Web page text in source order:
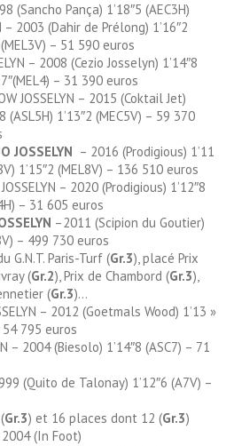
(Sancho Pança) 1’18″5 (AEC3H)
– 2003 (Dahir de Prélong) 1’16″2
– 51 590 euros
– 2008 (Cezio Josselyn) 1’14″8
– 31 390 euros
JOSSELYN – 2015 (Coktail Jet)
(ASL5H) 1’13″2 (MEC5V) – 59 370
JOSSELYN – 2016 (Prodigious) 1’11
1’15″2 (MEL8V) – 136 510 euros
– 2020 (Prodigious) 1’12″8
– 31 605 euros
–2011 (Scipion du Goutier)
– 499 730 euros
G.N.T. Paris-Turf (Gr.3), placé Prix
(Gr.2), Prix de Chambord (Gr.3),
(Gr.3)…
– 2012 (Goetmals Wood) 1’13 »
54 795 euros
– 2004 (Biesolo) 1’14″8 (ASC7) – 71
(Quito de Talonay) 1’12″6 (A7V) –
Gr.3) et 16 places dont 12 (Gr.3)
2004 (In Foot)